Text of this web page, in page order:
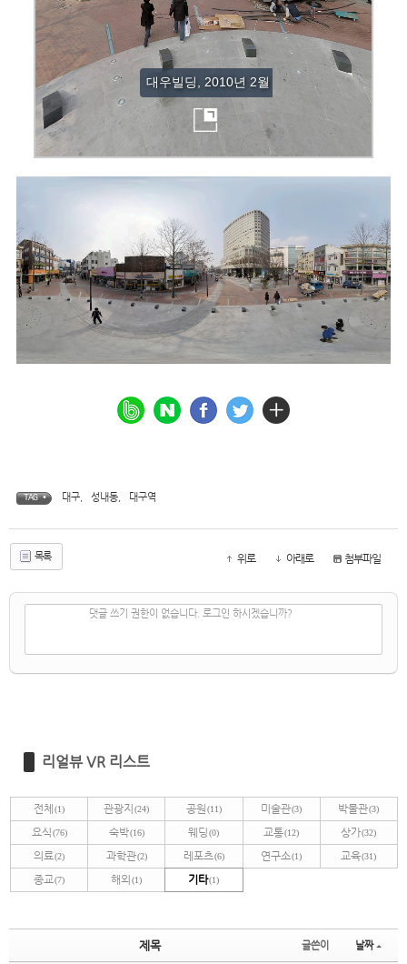
TAG • 대구 성내동 대구역
목록 위로 아래로 첨부파일
댓글 쓰기 권한이 없습니다. 로그인 하시겠습니까?
리얼뷰 VR 리스트
전체(1) 관광지 (24) 공원(11) 미술관(3) 박물관(3)
요식(76) 숙박(16) 웨딩 (0) 교통(12) 상가(32)
의료(2) 과학관(2) 레포츠(6) 연구소(1) 교육(31)
종교(7) 해외 (1) 기타(1)
제목 글쓴이 날짜